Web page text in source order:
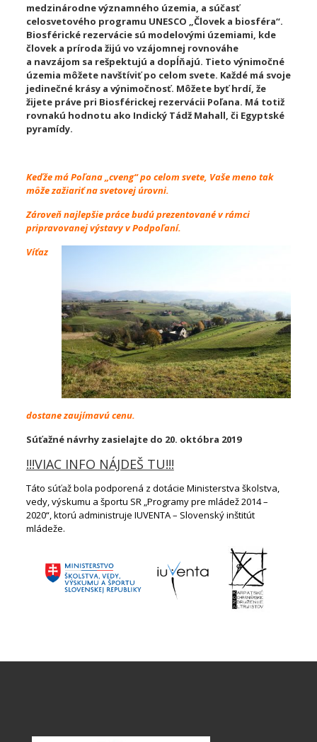
medzinárodne významného územia, a súčasť
celosvetového programu UNESCO „Človek a biosféra“.
Biosférické rezervácie sú modelovými územiami, kde
človek a príroda žijú vo vzájomnej rovnováhe
a navzájom sa rešpektujú a dopĺňajú. Tieto výnimočné
územia môžete navštíviť po celom svete. Každé má svoje
jedinečné krásy a výnimočnosť. Môžete byť hrdí, že
žijete práve pri Biosférickej rezervácii Poľana. Má totiž
rovnakú hodnotu ako Indický Tádž Mahall, či Egyptské
pyramídy.
Keďže má Poľana „cveng“ po celom svete, Vašemeno tak
môže zažiariť na svetovejúrovni.
Zároveň najlepšie práce budúprezentované v rámci
pripravovanej výstavy v Podpoľaní.
Víťaz
dostane zaujímavú cenu.
Súťažné návrhy zasielajte do 20. októbra 2019
!!!VIAC INFO NÁJDEŠ TU!!!
Táto súťaž bola podporená z dotácie Ministerstva školstva,
vedy, výskumu a športu SR „Programy pre mládež 2014 –
2020“, ktorú administruje IUVENTA – Slovenský inštitút
mládeže.